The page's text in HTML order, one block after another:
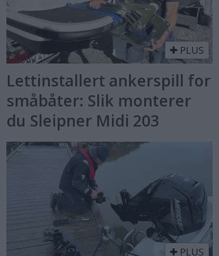
PLUS
Lettinstallert ankerspill for
småbåter: Slik monterer
du Sleipner Midi 203
PLUS